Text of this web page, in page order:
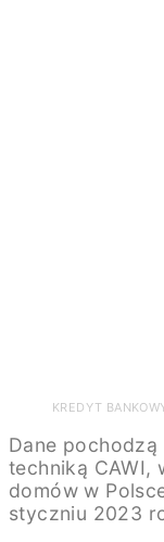
KREDYT
Dane
techniką CAWI,
domów w
styczniu 2023